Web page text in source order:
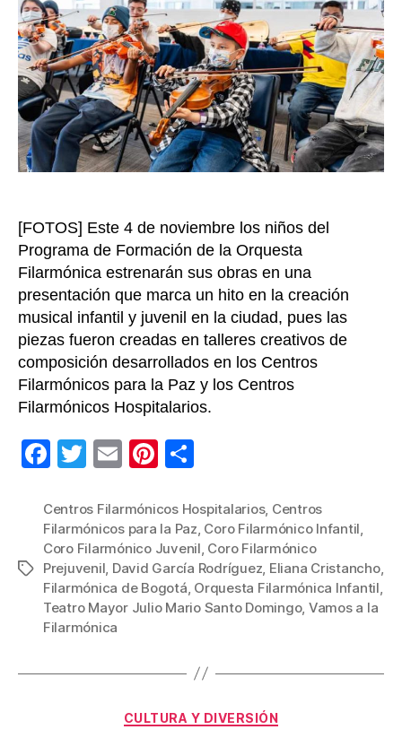
de
en
el
[FOTOS] Este 4 de noviembre los niños del
Programa de Formación de la Orquesta
Filarmónica estrenarán sus obras en una
presentación que marca un hito en la creación
musical infantil y juvenil en la ciudad, pues las
piezas fueron creadas en talleres creativos de
composición desarrollados en los Centros
Filarmónicos para la Paz y los Centros
Filarmónicos Hospitalarios.
F
c
e
b
o
o
T
tt
er
E
ail
Pi
er
e
st
m
p
ar
tir
Etiquetas
Centros Filarmónicos Hospitalarios, Centros
Filarmónicos para la Paz Coro Filarmónico Infantil
Coro Filarmónico Juvenil Coro Filarmónico
Prejuvenil David García Rodríguez Eliana Cristancho,
Filarmónica de Bogotá Orquesta Filarmónica Infantil
Teatro Mayor Julio Mario Santo Domingo, Vamos a la
Filarmónica
Categorías
CULTURA Y DIVERSIÓN